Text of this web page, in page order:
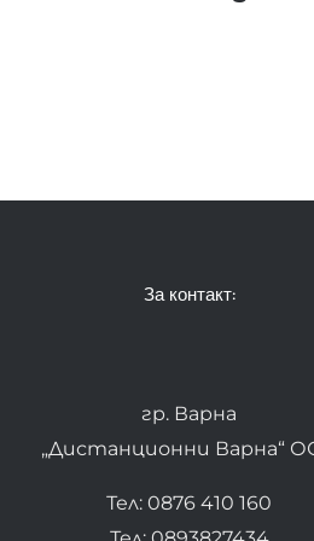
За контакт:
гр. Варна
„Дистанционни Варна“
Тел: 0876 410 160